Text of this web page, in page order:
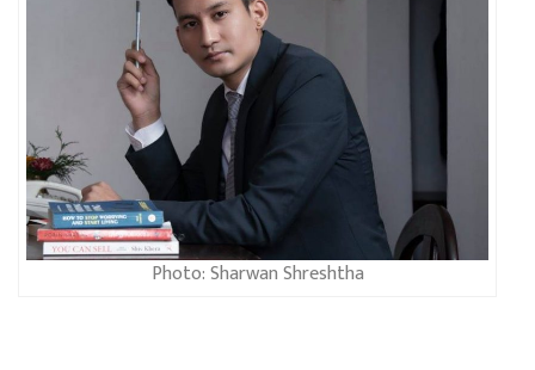
Photo: Sharwan Shreshtha